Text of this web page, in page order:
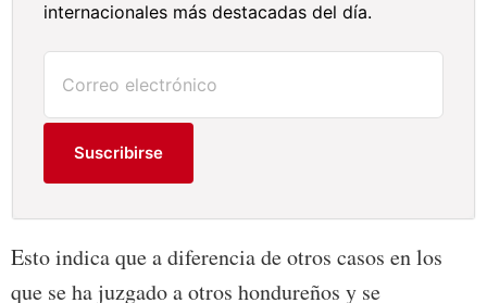
internacionales más destacadas del día.
Suscribirse
Esto indica que a diferencia de otros casos en los
que se ha juzgado a otros hondureños y se